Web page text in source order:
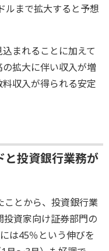
ルまで拡大すると予想
まれることに加えて
拡大に伴い収入が増
収入が得られる安定
と投資銀行業務が
ことから、投資銀行業
資家向け証券部門の
は45％という伸びを